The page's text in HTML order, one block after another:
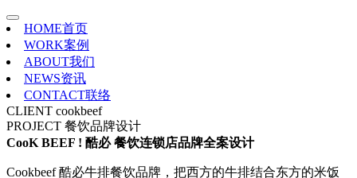
HOME首页
WORK案例
ABOUT我们
NEWS资讯
CONTACT联络
CLIENT cookbeef
PROJECT 餐饮品牌设计
CooK BEEF ! 酷必 餐饮连锁店品牌全案设计
Cookbeef 酷必牛排餐饮品牌，把西方的牛排结合东方的米饭